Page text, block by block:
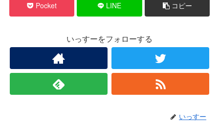
Pocket LINE コピー
いっすーをフォローする
いっすー